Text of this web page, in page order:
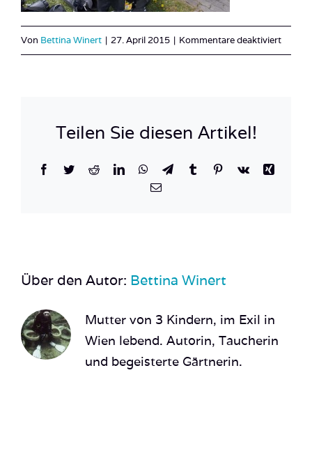
Von Bettina Winert | 27. April 2015 | Kommentare deaktiviertfür
Teilen Sie diesen Artikel!
Facebook
TwitterRedditLinkedInWhatsApp
TelegramTumblrPinterest
Vk
Xing
E-
Über den Autor: Bettina Winert
Mutter von 3 Kindern, im Exil in
Wien lebend. Autorin, Taucherin
und begeisterte Gärtnerin.